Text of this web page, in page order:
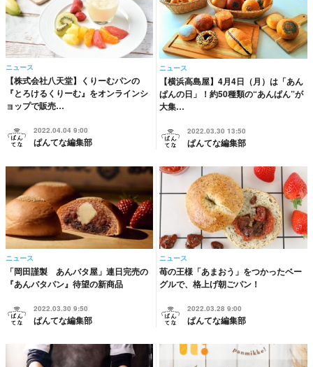
ニュース
【株式会社八天堂】くりーむパンの
『とろけるくりーむ』をオンラインシ
ョップで販売…
2022.04.04 9:00
ぱんてな編集部
ニュース
【横浜高島屋】4月4日（月）は「あん
ぱんの日」！約50種類の“あんぱん”が
大集…
2022.03.30 13:50
ぱんてな編集部
ニュース
「岡田謹製 あんバタ屋」連日完売の
『あんバタパン』待望の新商品
2022.03.30 9:50
ぱんてな編集部
ニュース
苺の王様「あまおう」をつかったベー
グルで、格上げ朝ごパン！
2022.03.28 9:00
ぱんてな編集部